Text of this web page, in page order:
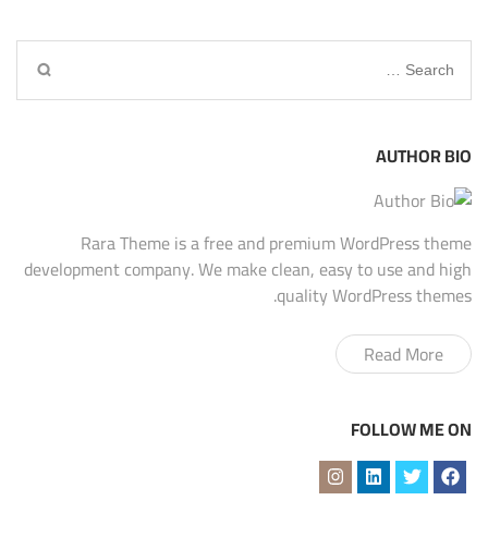
Search
for:
AUTHOR BIO
Rara Theme is a free and premium WordPress theme
development company. We make clean, easy to use and high
quality WordPress themes.
Read More
FOLLOW ME ON